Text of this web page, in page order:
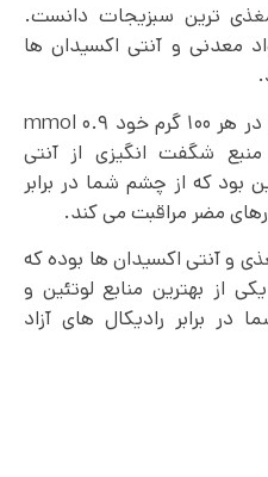
ترین سبزیجات دانست.
معدنی و آنتی اکسیدان ها
بر طبق آزمایش FRAP اسفناج در هر ۱۰۰ گرم خود ۰.۹ mmol
شگفت‌ انگیزی از آنتی
بود که از چشم شما در برابر
مضر مراقبت می کند.
و آنتی اکسیدان ها بوده که
از بهترین منابع لوتئین و
در برابر رادیکال های آزاد